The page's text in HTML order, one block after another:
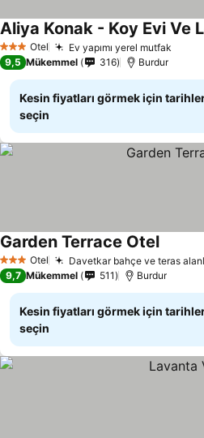
3 YıldızOtel Ev yapımı yerel mutfak
Aliya Konak - Koy Evi Ve
9,5 Mükemmel 316 Burdur
Kesin fiyatları görmek için
seçin
3 YıldızOtel Davetkar bahçe ve teras
Garden Terrace Otel
9,7 Mükemmel 511 Burdur
Kesin fiyatları görmek için
seçin